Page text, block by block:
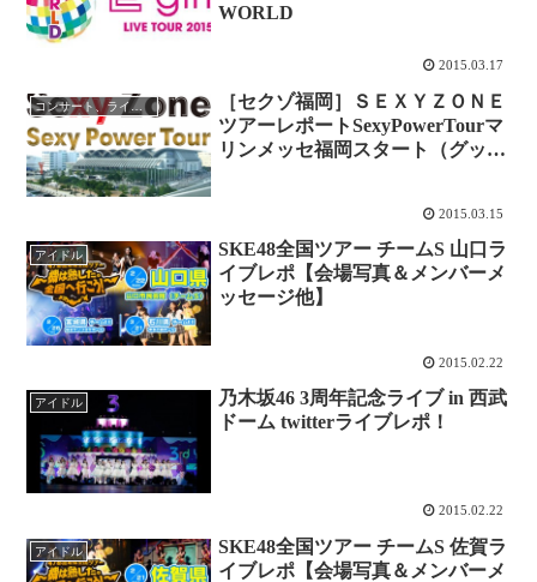
WORLD
2015.03.17
コンサート、ライブレポ
［セクゾ福岡］ＳＥＸＹＺＯＮＥ
ツアーレポートSexyPowerTourマ
リンメッセ福岡スタート（グッ
2015.03.15
アイドル
SKE48全国ツアー チームS 山口ラ
イブレポ【会場写真＆メンバーメ
ッセージ他】
2015.02.22
アイドル
乃木坂46 3周年記念ライブ in 西武
ドーム twitterライブレポ！
2015.02.22
アイドル
SKE48全国ツアー チームS 佐賀ラ
イブレポ【会場写真＆メンバーメ